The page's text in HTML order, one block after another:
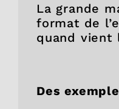
La grande
format de
quand vient
Des